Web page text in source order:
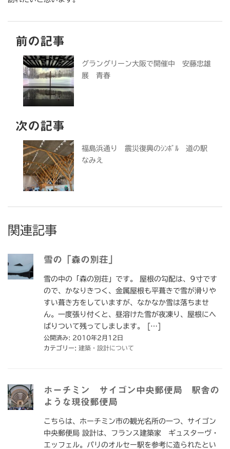
前の記事
グラングリーン大阪で開催中 安藤忠雄
展 青春
次の記事
福島浜通り 震災復興のｼﾝﾎﾞﾙ 道の駅
なみえ
関連記事
雪の「森の別荘」
雪の中の「森の別荘」です。 屋根の勾配は、9寸です
ので、かなりきつく、金属屋根も平葺きで雪が滑りや
すい葺き方をしていますが、なかなか雪は落ちませ
ん。一度張り付くと、昼溶けた雪が夜凍り、屋根にへ
ばりついて残ってしまします。 […]
公開済み: 2010年2月12日
カテゴリー: 建築・設計について
ホーチミン サイゴン中央郵便局 駅舎の
ような現役郵便局
こちらは、ホーチミン市の観光名所の一つ、サイゴン
中央郵便局 設計は、フランス建築家 ギュスターヴ・
エッフェル。パリのオルセー駅を参考に造られたとい